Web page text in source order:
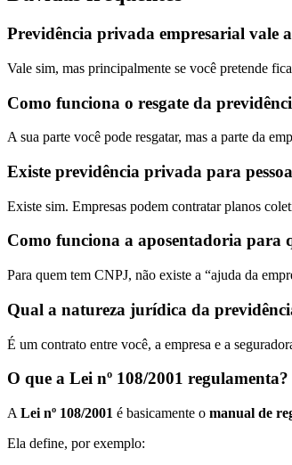
Previdência privada empresarial vale
Vale sim, mas principalmente se você pretende
Como funciona o resgate da
A sua parte você pode resgatar, mas a parte da
Existe previdência privada para
Existe sim. Empresas podem contratar planos
Como funciona a aposentadoria para
Para quem tem CNPJ, não existe a “ajuda da
Qual a natureza jurídica da
É um contrato entre você, a empresa e a
O que a Lei nº 108/2001 regulamenta?
A Lei nº 108/2001 é basicamente o manual de
Ela define, por exemplo: